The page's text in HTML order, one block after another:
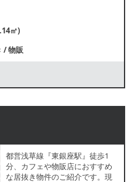
㎡)
/物販
都営浅草線『東銀座駅』徒歩1
分、カフェや物販店におすすめ
な居抜き物件のご紹介です。現